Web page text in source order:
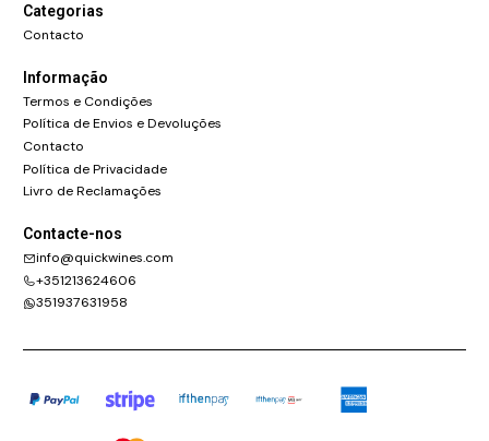
Categorias
Contacto
Informação
Termos e Condições
Política de Envios e Devoluções
Contacto
Política de Privacidade
Livro de Reclamações
Contacte-nos
info@quickwines.com
+351213624606
351937631958